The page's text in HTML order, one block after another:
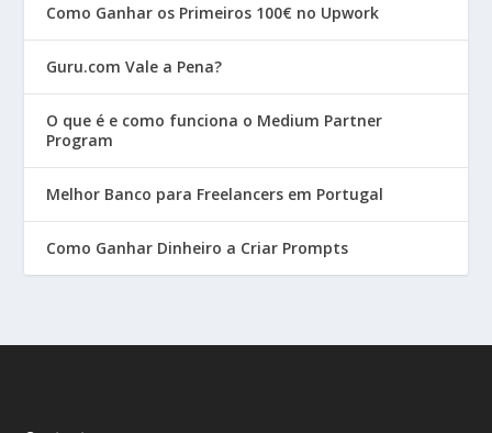
Como Ganhar os Primeiros 100€ no Upwork
Guru.com Vale a Pena?
O que é e como funciona o Medium Partner
Program
Melhor Banco para Freelancers em Portugal
Como Ganhar Dinheiro a Criar Prompts